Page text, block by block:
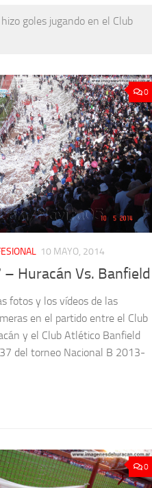
goles jugando en el Club
0
10 MAYO, 2014
– Huracán Vs. Banfield
fotos y los vídeos de las
en el partido entre el Club
y el Club Atlético Banfield
del torneo Nacional B 2013-
0